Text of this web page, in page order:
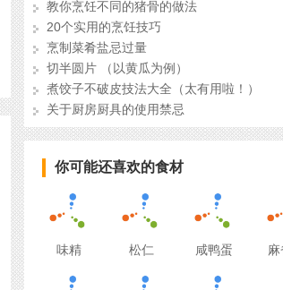
教你烹饪不同的猪骨的做法
20个实用的烹饪技巧
烹制菜肴盐忌过量
切半圆片 （以黄瓜为例）
煮饺子不破皮技法大全（太有用啦！）
关于厨房厨具的使用禁忌
你可能还喜欢的食材
味精 松仁 咸鸭蛋 麻